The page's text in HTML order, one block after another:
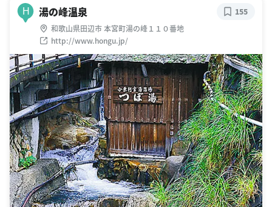
H 湯の峰温泉
和歌山県田辺市 本宮町湯の峰１１０番地
http://www.hongu.jp/
155